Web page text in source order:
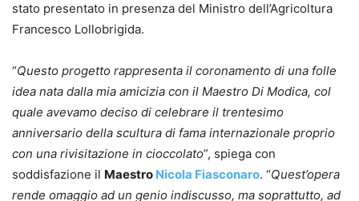
stato presentato in presenza del Ministro dell’Agricoltura
Francesco Lollobrigida.
“Questo progetto rappresenta il coronamento di una folle
idea nata dalla mia amicizia con il Maestro Di Modica, col
quale avevamo deciso di celebrare il trentesimo
anniversario della scultura di fama internazionale proprio
con una rivisitazione in cioccolato”, spiega con
soddisfazione il Maestro Nicola Fiasconaro. “Quest’opera
rende omaggio ad un genio indiscusso, ma soprattutto, ad